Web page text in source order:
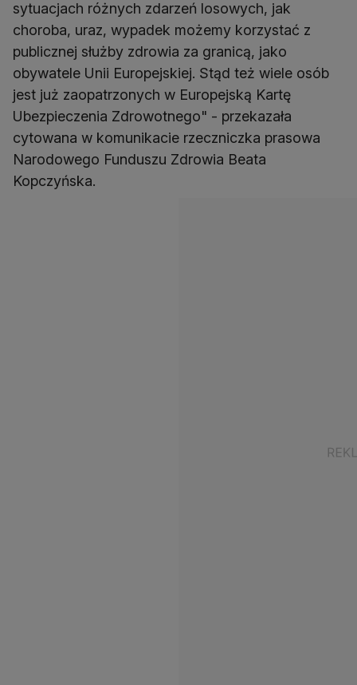
sytuacjach różnych zdarzeń losowych, jak
choroba, uraz, wypadek możemy korzystać z
publicznej służby zdrowia za granicą, jako
obywatele Unii Europejskiej. Stąd też wiele osób
jest już zaopatrzonych w Europejską Kartę
Ubezpieczenia Zdrowotnego" - przekazała
cytowana w komunikacie rzeczniczka prasowa
Narodowego Funduszu Zdrowia Beata
Kopczyńska.